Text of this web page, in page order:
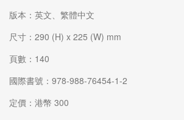
版本：英文、繁體中文
尺寸：290 (H) x 225 (W) mm
頁數：140
國際書號：978-988-76454-1-2
定價：港幣 300